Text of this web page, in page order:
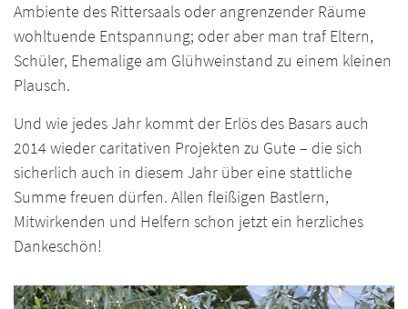
Ambiente des Rittersaals oder angrenzender Räume
wohltuende Entspannung; oder aber man traf Eltern,
Schüler, Ehemalige am Glühweinstand zu einem kleinen
Plausch.
Und wie jedes Jahr kommt der Erlös des Basars auch
2014 wieder caritativen Projekten zu Gute – die sich
sicherlich auch in diesem Jahr über eine stattliche
Summe freuen dürfen. Allen fleißigen Bastlern,
Mitwirkenden und Helfern schon jetzt ein herzliches
Dankeschön!